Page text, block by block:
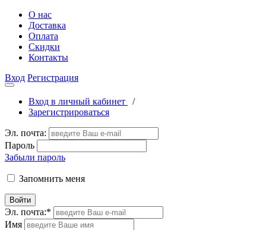
О нас
Доставка
Оплата
Скидки
Контакты
Вход Регистрация
Вход в личный кабинет
/
Зарегистрироваться
Эл. почта:
Пароль
Забыли пароль
Запомнить меня
Войти
Эл. почта:*
Имя